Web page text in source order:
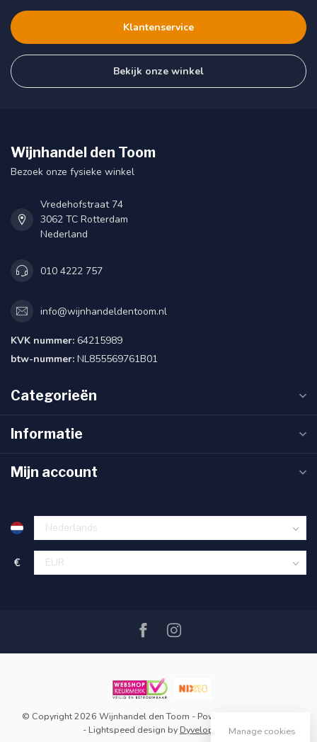
Klantenservice
Bekijk onze winkel
Wijnhandel den Toom
Bezoek onze fysieke winkel
Vredehofstraat 74
3062 TC Rotterdam
Nederland
010 4222 757
info@wijnhandeldentoom.nl
KVK nummer: 64215989
btw-nummer: NL855569761B01
Categorieën
Informatie
Mijn account
€
© Copyright 2026 Wijnhandel den Toom - Powered by
- Lightspeed design by DyvelopmentManage cookies